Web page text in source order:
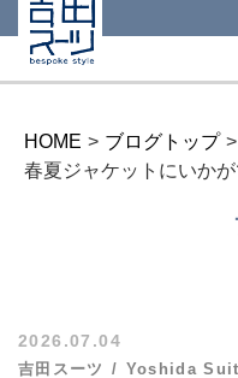
HOME > ブログトップ >
2026.07.04
吉田スーツ Yoshida Suit